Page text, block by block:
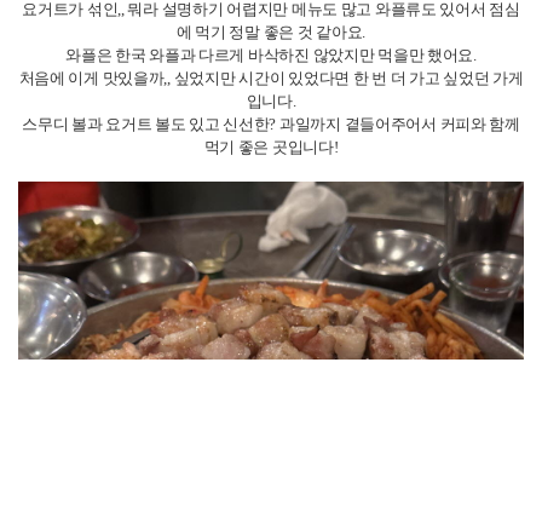
두 번째로는 할로할로 아이스크림인데요,
우베맛이 나면서 느끼한데 중독성 있는 신기한 아이스크림이랍니다.
필리핀에서만 맛볼 수 있는 아이스크림인 것 같아요.
우베가 대체 뭘까 항상 궁금했었는데 아이스크림을 맛보면 이게 우베구나
느낄 수 있어요.
이 아이스크림도 학원에서 도보로 5분도 안되는 거리에서 구매할 수 있고
은 학생들이 좋아하는 현지 아이스크림이랍니다 !!